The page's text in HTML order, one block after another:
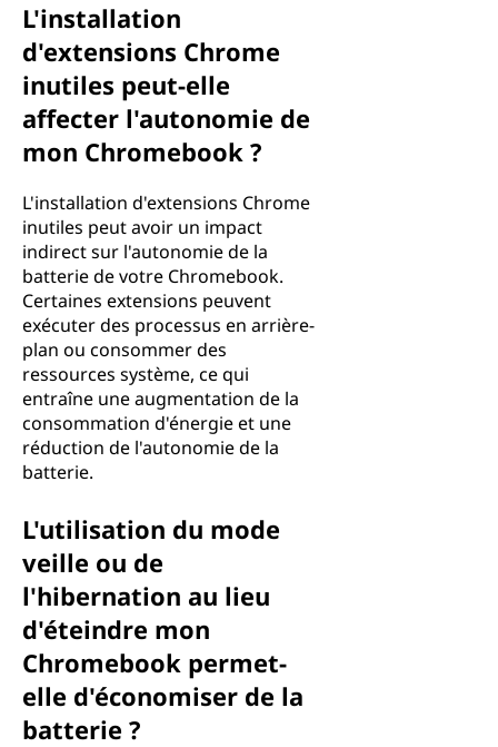
L'installation
d'extensions Chrome
inutiles peut-elle
affecter l'autonomie de
mon Chromebook ?
L'installation d'extensions Chrome
inutiles peut avoir un impact
indirect sur l'autonomie de la
batterie de votre Chromebook.
Certaines extensions peuvent
exécuter des processus en arrière-
plan ou consommer des
ressources système, ce qui
entraîne une augmentation de la
consommation d'énergie et une
réduction de l'autonomie de la
batterie.
L'utilisation du mode
veille ou de
l'hibernation au lieu
d'éteindre mon
Chromebook permet-
elle d'économiser de la
batterie ?